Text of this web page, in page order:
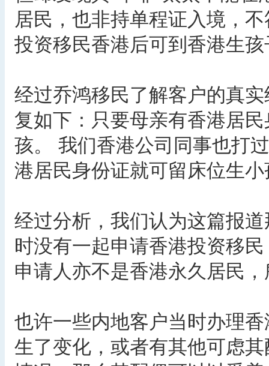
居民，也非持单程证入境，
投资移民香港后可到香港生
经过乔鸿移民了解客户的真
复如下：只要母亲有香港居
孩。 我们香港公司同事也打
港居民身份证就可留床位生
经过分析，我们认为这篇报
时没有一起申请香港投资移
申请人亦不是香港永久居民
也许一些内地客户当时办理
生了变化，或者有其他可虑